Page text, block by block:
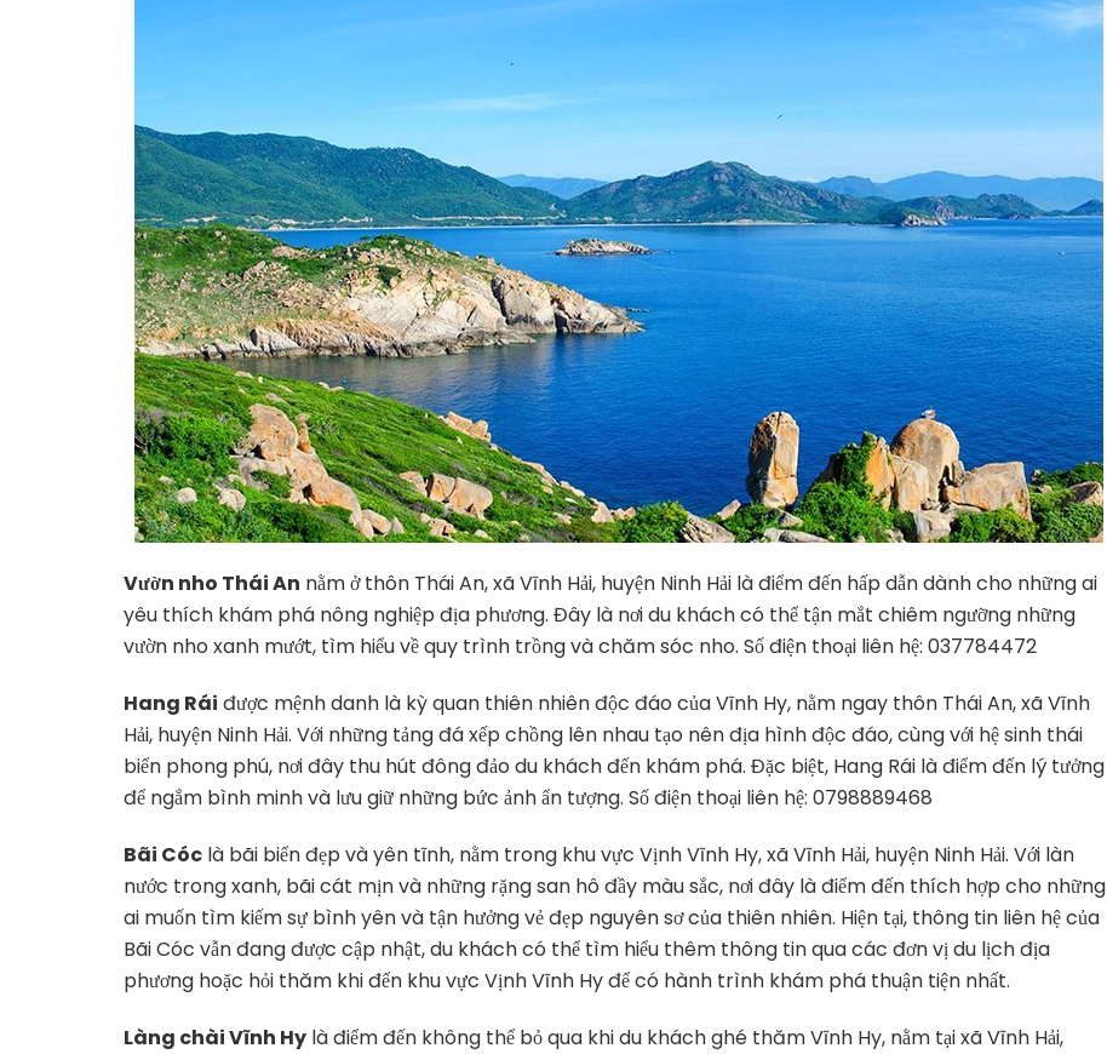
Vườn nho Thái An nằm ở thôn Thái An, xã Vĩnh Hải, huyện Ninh Hải là điểm đến hấp dẫn dành cho những ai
yêu thích khám phá nông nghiệp địa phương. Đây là nơi du khách có thể tận mắt chiêm ngưỡng những
vườn nho xanh mướt, tìm hiểu về quy trình trồng và chăm sóc nho. Số điện thoại liên hệ: 037784472
Hang Rái được mệnh danh là kỳ quan thiên nhiên độc đáo của Vĩnh Hy, nằm ngay thôn Thái An, xã Vĩnh
Hải, huyện Ninh Hải. Với những tảng đá xếp chồng lên nhau tạo nên địa hình độc đáo, cùng với hệ sinh thái
biển phong phú, nơi đây thu hút đông đảo du khách đến khám phá. Đặc biệt, Hang Rái là điểm đến lý tưởng
để ngắm bình minh và lưu giữ những bức ảnh ẩn tượng. Số điện thoại liên hệ: 0798889468
Bãi Cóc là bãi biển đẹp và yên tĩnh, nằm trong khu vực Vịnh Vĩnh Hy, xã Vĩnh Hải, huyện Ninh Hải. Với làn
nước trong xanh, bãi cát mịn và những rặng san hô đầy màu sắc, nơi đây là điểm đến thích hợp cho những
ai muốn tìm kiếm sự bình yên và tận hưởng vẻ đẹp nguyên sơ của thiên nhiên. Hiện tại, thông tin liên hệ của
Bãi Cóc vẫn đang được cập nhật, du khách có thể tìm hiểu thêm thông tin qua các đơn vị du lịch địa
phương hoặc hỏi thăm khi đến khu vực Vịnh Vĩnh Hy để có hành trình khám phá thuận tiện nhất.
Làng chài Vĩnh Hy là điểm đến không thể bỏ qua khi du khách ghé thăm Vĩnh Hy, nằm tại xã Vĩnh Hải,